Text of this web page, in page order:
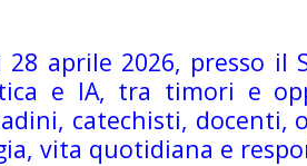
aprile 2026, presso il
e IA, tra timori e
catechisti,
vita quotidiana e